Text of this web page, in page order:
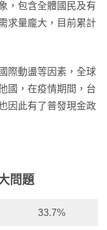
，包含全體國民及有
求量龐大，目前累計
際動盪等因素，全球
國，在疫情期間，台
因此有了普發現金政
問題
33.7%